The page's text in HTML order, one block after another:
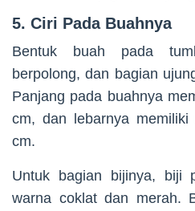
5. Ciri Pada Buahnya
Bentuk buah pada
berpolong, dan bagian
Panjang pada buahnya
cm, dan lebarnya
cm.
Untuk bagian bijinya, biji
warna coklat dan merah.